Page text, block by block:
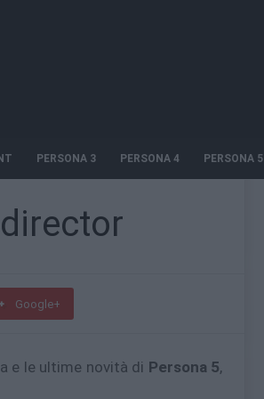
PERSONA 3 PERSONA 4 PERSONA 5
Google+
e le ultime novità di Persona 5,